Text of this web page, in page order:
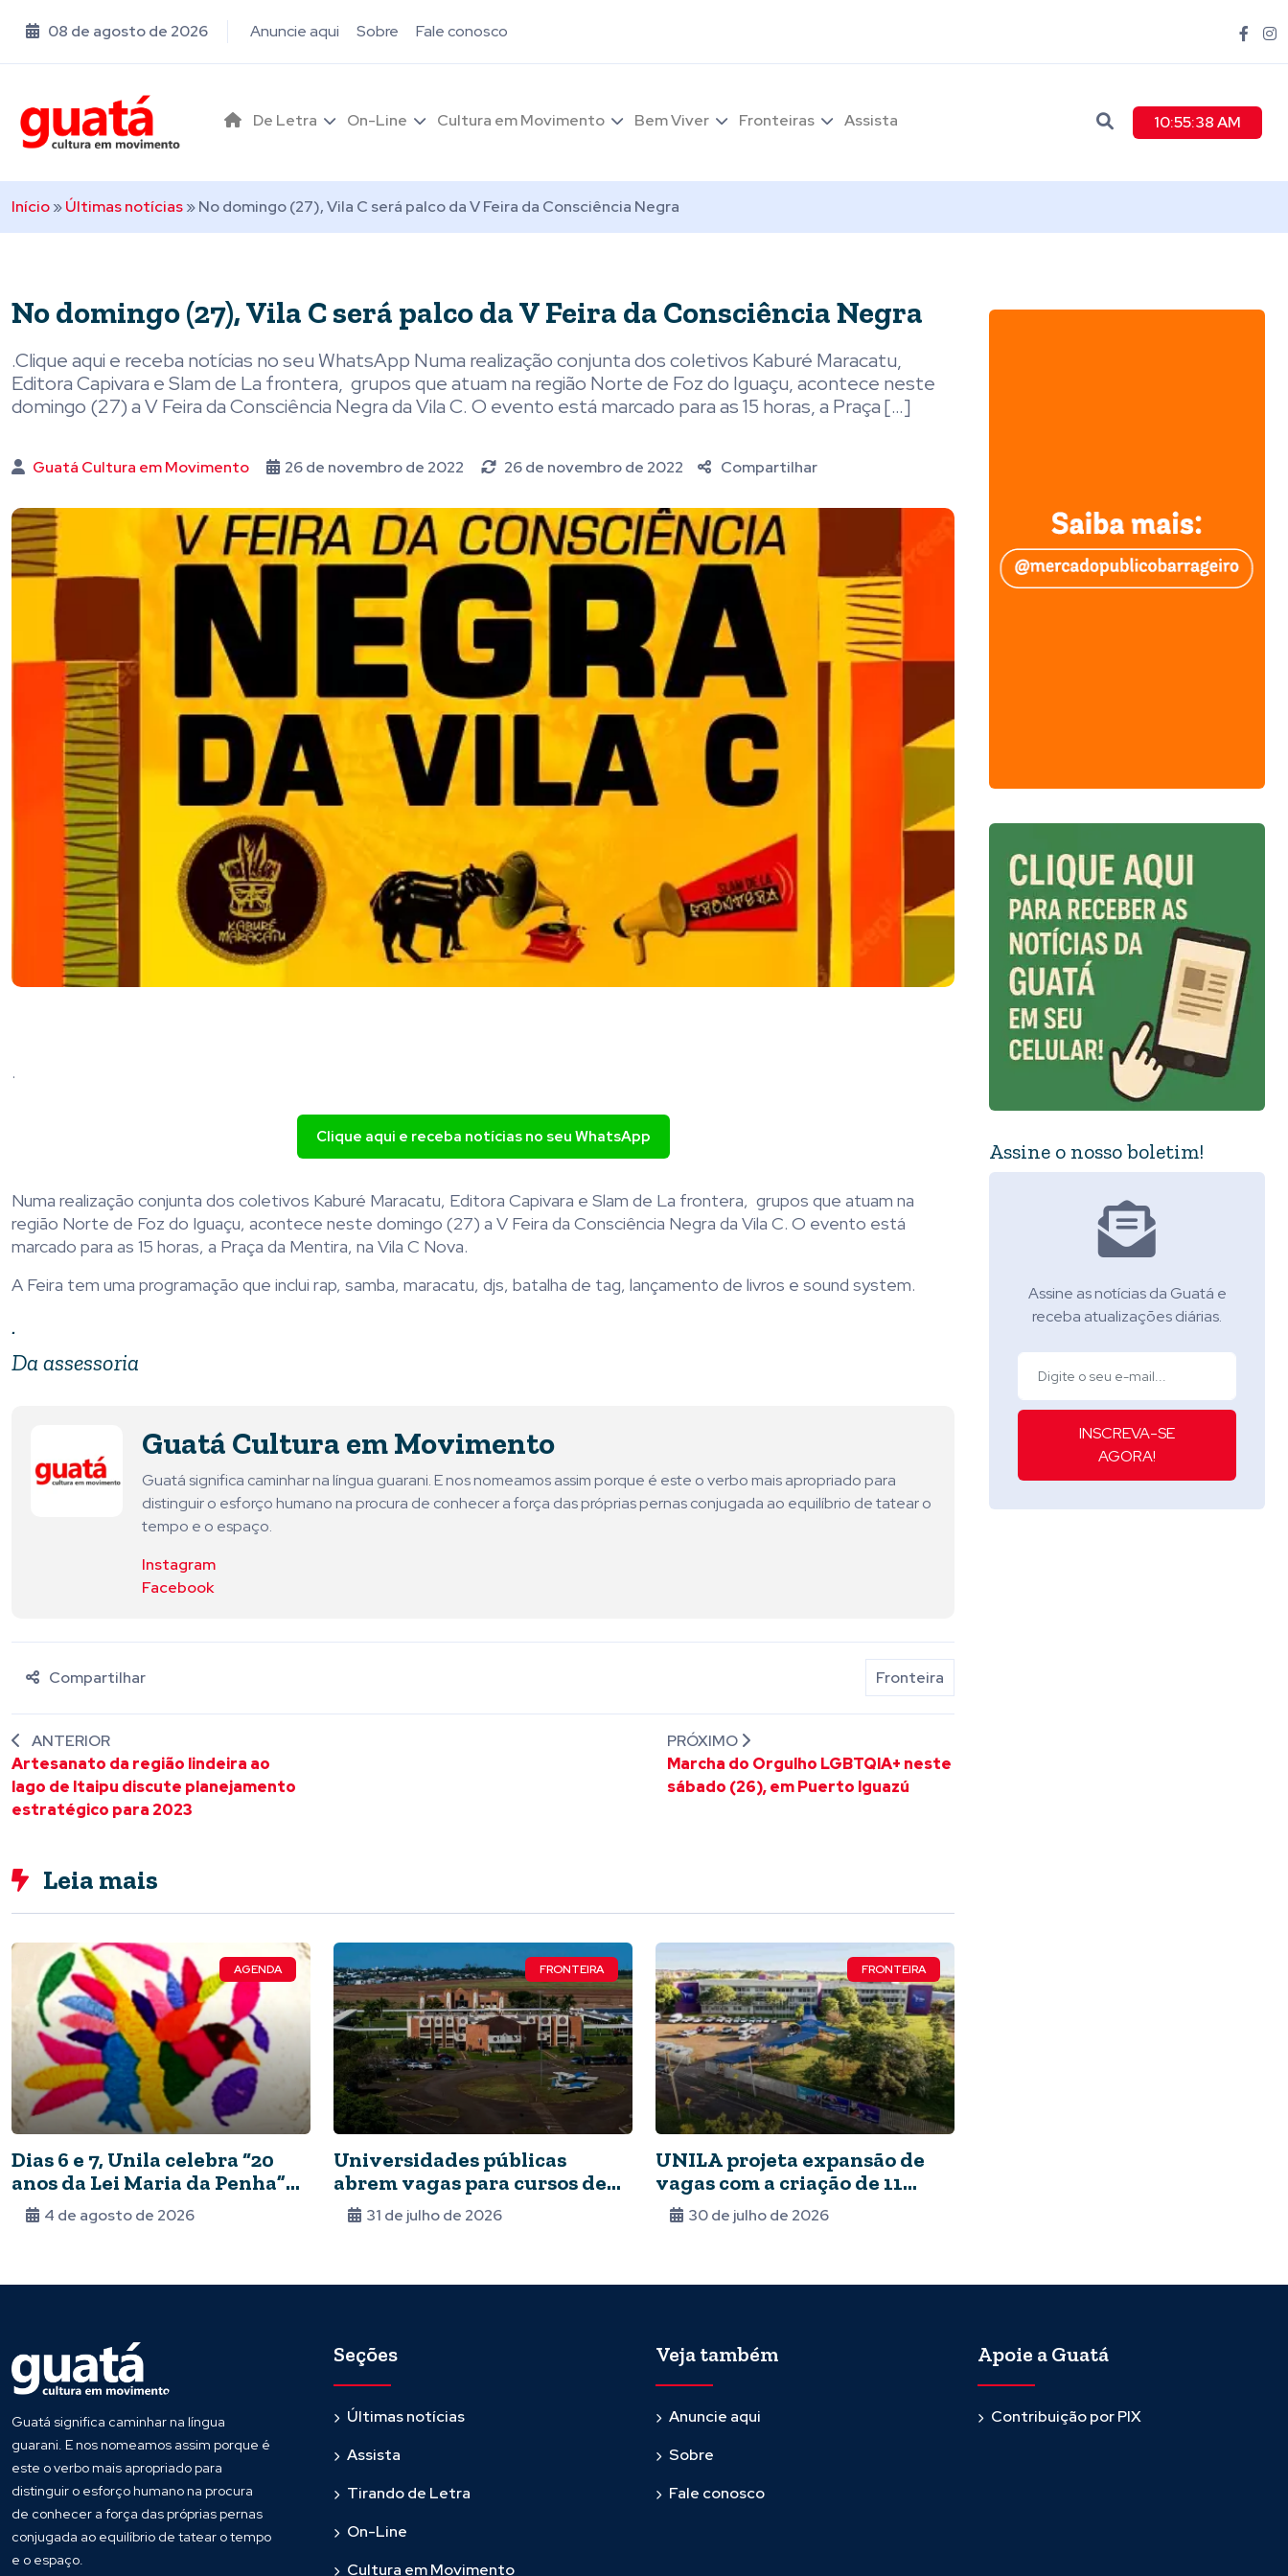
08 de agosto de 2026 Anuncie aqui Sobre Fale conosco
De Letra On-Line Cultura em Movimento Bem Viver Fronteiras Assista 10:55:39 AM
Início»Últimas notícias»No domingo (27), Vila C será palco da V Feira da Consciência Negra
No domingo (27), Vila C será palco da V Feira da Consciência Negra
.Clique aqui e receba notícias no seu WhatsApp Numa realização conjunta dos coletivos Kaburé Maracatu,
Editora Capivara e Slam de La frontera, grupos que atuam na região Norte de Foz do Iguaçu, acontece neste
domingo (27) a V Feira da Consciência Negra da Vila C. O evento está marcado para as 15 horas, a Praça […]
Guatá Cultura em Movimento 26 de novembro de 2022 26 de novembro de 2022 Compartilhar
.
Clique aqui e receba notícias no seu WhatsApp
Numa realização conjunta dos coletivos Kaburé Maracatu, Editora Capivara e Slam de La frontera, grupos que atuam na
região Norte de Foz do Iguaçu, acontece neste domingo (27) a V Feira da Consciência Negra da Vila C. O evento está
marcado para as 15 horas, a Praça da Mentira, na Vila C Nova.
A Feira tem uma programação que inclui rap, samba, maracatu, djs, batalha de tag, lançamento de livros e sound system.
.
Da assessoria
Guatá Cultura em Movimento
Guatá significa caminhar na língua guarani. E nos nomeamos assim porque é este o verbo mais apropriado para
distinguir o esforço humano na procura de conhecer a força das próprias pernas conjugada ao equilíbrio de tatear o
tempo e o espaço.
Instagram
Facebook
Compartilhar Fronteira
ANTERIOR
Artesanato da região lindeira ao
lago de Itaipu discute planejamento
estratégico para 2023
PRÓXIMO
Marcha do Orgulho LGBTQIA+ neste
sábado (26), em Puerto Iguazú
Leia mais
AGENDA
Dias 6 e 7, Unila celebra “20
anos da Lei Maria da Penha”
com seminário
4 de agosto de 2026
FRONTEIRA
Universidades públicas
abrem vagas para cursos de
mestrado e doutorado em Foz
31 de julho de 2026
FRONTEIRA
UNILA projeta expansão de
vagas com a criação de 11
novos cursos de graduação
30 de julho de 2026
Assine o nosso boletim!
Assine as notícias da Guatá e
receba atualizações diárias.
INSCREVA-SE
AGORA!
Guatá significa caminhar na língua
guarani. E nos nomeamos assim porque é
este o verbo mais apropriado para
distinguir o esforço humano na procura
de conhecer a força das próprias pernas
conjugada ao equilíbrio de tatear o tempo
e o espaço.
Seções
Últimas notícias
Assista
Tirando de Letra
On-Line
Cultura em Movimento
Veja também
Anuncie aqui
Sobre
Fale conosco
Apoie a Guatá
Contribuição por PIX